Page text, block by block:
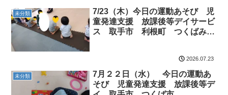
未分類
7/23（木）今日の運動あそび 児
童発達支援 放課後等デイサービ
ス 取手市 利根町 つくばみら
2026.07.23
未分類
7月２２日（水） 今日の運動あ
そび 児童発達支援 放課後等デ